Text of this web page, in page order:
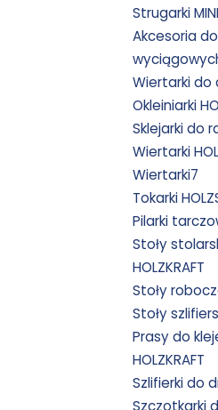
Strugarki
Akcesoria
Wiertarki do
Okleiniarki
Sklejarki do
Wiertarki
Wiertarki7
Tokarki
Pilarki
Stoły
HOLZKRAFT
Stoły
Stoły
Prasy do
HOLZKRAFT
Szlifierki do
Szczotkarki